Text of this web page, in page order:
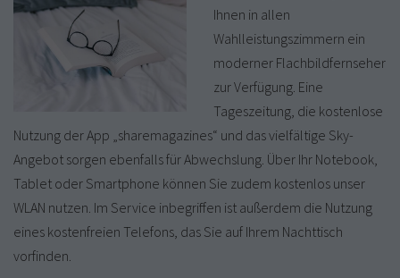
Ihnen in allen
Wahlleistungszimmern ein
moderner Flachbildfernseher
zur Verfügung. Eine
Tageszeitung, die kostenlose
Nutzung der App „sharemagazines“ und das vielfältige Sky-
Angebot sorgen ebenfalls für Abwechslung. Über Ihr Notebook,
Tablet oder Smartphone können Sie zudem kostenlos unser
WLAN nutzen. Im Service inbegriffen ist außerdem die Nutzung
eines kostenfreien Telefons, das Sie auf Ihrem Nachttisch
vorfinden.